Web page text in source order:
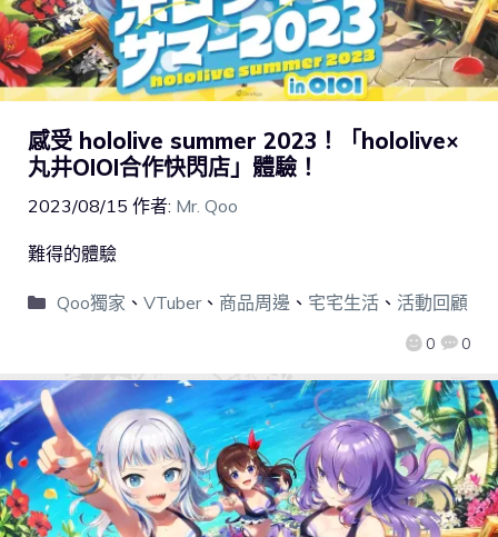
感受 hololive summer 2023！「hololive×
丸井OIOI合作快閃店」體驗！
2023/08/15 作者: Mr. Qoo
0 0
難得的體驗
Qoo獨家 、 VTuber、 商品周邊 、 宅宅生活、 活動回顧